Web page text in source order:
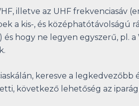
illetve az UHF
a kis-, és középhatótávolságú
és hogy ne legyen egyszerű, pl.
keresve a
következő lehetőség az